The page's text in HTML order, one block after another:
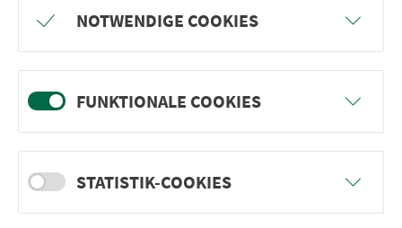
Mach mit und gewinne einen von 1.000
Team-Plätzen für eine Abenteuer-Rallye!
weiter
NOTWENDIGE COOKIES
FUNKTIONALE COOKIES
STATISTIK-COOKIES